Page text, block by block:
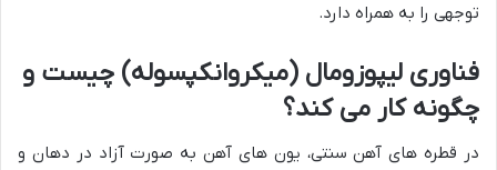
توجهی را به همراه دارد.
فناوری لیپوزومال (میکروانکپسوله) چیست و
چگونه کار می کند؟
در قطره های آهن سنتی، یون های آهن به صورت آزاد در دهان و